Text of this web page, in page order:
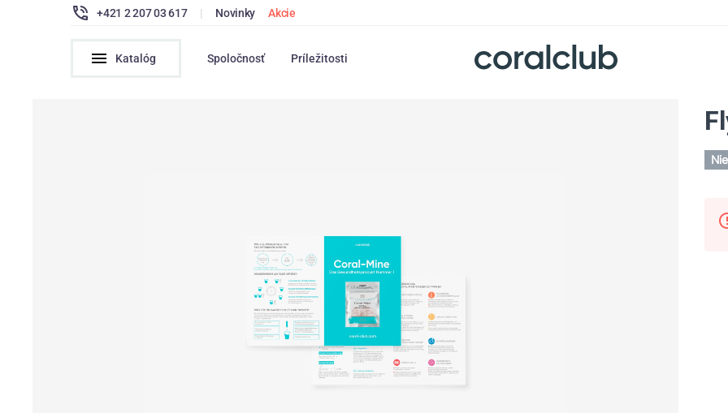
+421 2 207 03 617 | Novinky Akcie
Katalóg Spoločnosť Príležitosti